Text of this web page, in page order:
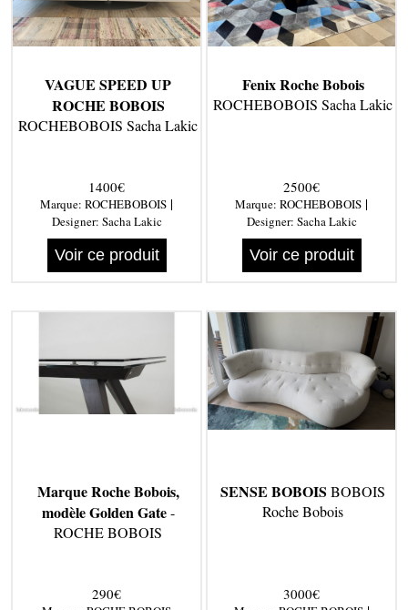
VAGUE SPEED UP
ROCHE BOBOIS
ROCHEBOBOIS Sacha Lakic
1400€
Marque: ROCHEBOBOIS |
Designer: Sacha Lakic
Voir ce produit
Fenix Roche Bobois
ROCHEBOBOIS Sacha Lakic
2500€
Marque: ROCHEBOBOIS |
Designer: Sacha Lakic
Voir ce produit
Marque Roche Bobois,
modèle Golden Gate-
ROCHE BOBOIS
290€
SENSE BOBOIS BOBOIS
Roche Bobois
3000€